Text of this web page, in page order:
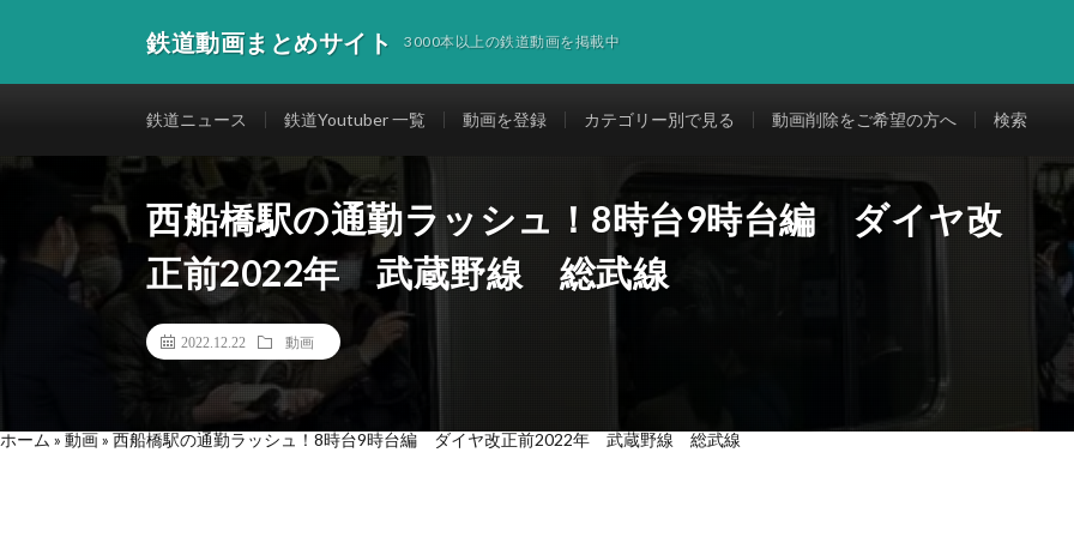
鉄道動画まとめサイト 3000本以上の鉄道動画を掲載中
鉄道ニュース 鉄道Youtuber 一覧 動画を登録 カテゴリー別で見る 動画削除をご希望の方へ 検索
西船橋駅の通勤ラッシュ！8時台9時台編 ダイヤ改
正前2022年 武蔵野線 総武線
2022.12.22 動画
ホーム » 動画» 西船橋駅の通勤ラッシュ！8時台9時台編 ダイヤ改正前2022年 武蔵野線 総武線